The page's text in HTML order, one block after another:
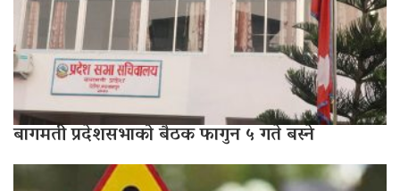
बागमती प्रदेशसभाको बैठक फागुन ५ गते बस्ने